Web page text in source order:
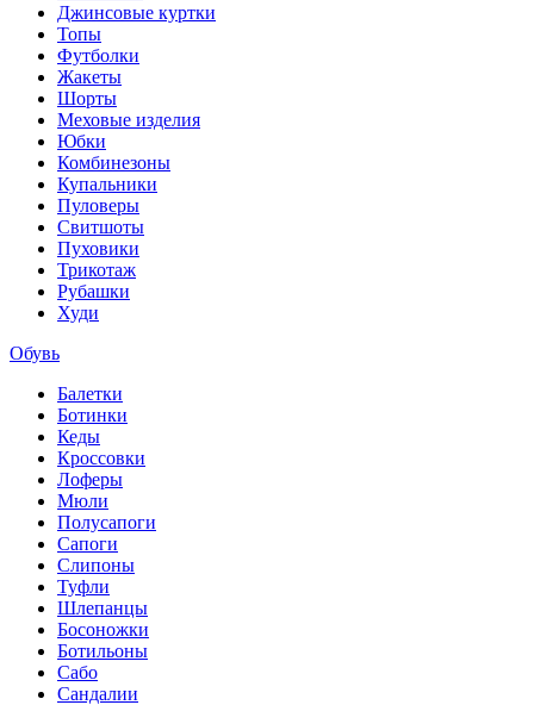
Джинсовые куртки
Топы
Футболки
Жакеты
Шорты
Меховые изделия
Юбки
Комбинезоны
Купальники
Пуловеры
Свитшоты
Пуховики
Трикотаж
Рубашки
Худи
Обувь
Балетки
Ботинки
Кеды
Кроссовки
Лоферы
Мюли
Полусапоги
Сапоги
Слипоны
Туфли
Шлепанцы
Босоножки
Ботильоны
Сабо
Сандалии